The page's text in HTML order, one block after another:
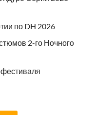
по DH 2026
2-го Ночного